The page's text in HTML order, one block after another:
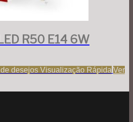
R50 E14 6W
desejos Visualização Rápida Ver